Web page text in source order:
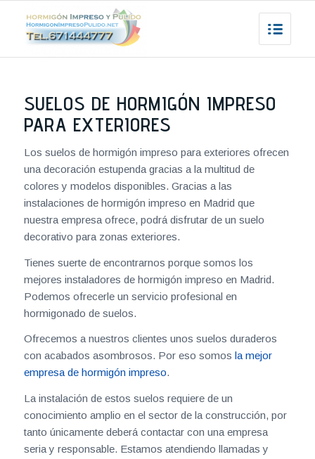
SUELOS DE HORMIGÓN IMPRESO
PARA EXTERIORES
Los suelos de hormigón impreso para exteriores ofrecen
una decoración estupenda gracias a la multitud de
colores y modelos disponibles. Gracias a las
instalaciones de hormigón impreso en Madrid que
nuestra empresa ofrece, podrá disfrutar de un suelo
decorativo para zonas exteriores.
Tienes suerte de encontrarnos porque somos los
mejores instaladores de hormigón impreso en Madrid.
Podemos ofrecerle un servicio profesional en
hormigonado de suelos.
Ofrecemos a nuestros clientes unos suelos duraderos
con acabados asombrosos. Por eso somos la mejor
empresa de hormigón impreso.
La instalación de estos suelos requiere de un
conocimiento amplio en el sector de la construcción, por
tanto únicamente deberá contactar con una empresa
seria y responsable. Estamos atendiendo llamadas y